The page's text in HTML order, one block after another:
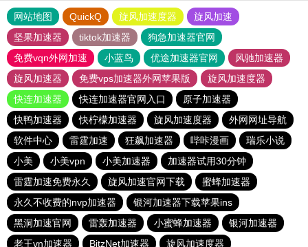
网站地图 QuickQ 旋风加速度器
旋风加速
坚果加速器
tiktok加速器
狗急加速器官网
免费vqn外网加速
小蓝鸟 优途加速器官网
风驰加速器
旋风加速器
免费vps加速器外网苹果版
旋风加速度器
快连加速器
快连加速器官网入口
原子加速器
快鸭加速器
快柠檬加速器 旋风加速度器
外网网址导航
软件中心
雷霆加速 狂飙加速器 哔咔漫画
瑞乐小说
小美
小美vpn 小美加速器
加速器试用30分钟
雷霆加速免费永久
旋风加速官网下载
蜜蜂加速器
永久不收费的nvp加速器
银河加速器下载苹果ins
黑洞加速官网
雷轰加速器 小蜜蜂加速器
银河加速器
老王vn加速器
BitzNet加速器
旋风加速度器